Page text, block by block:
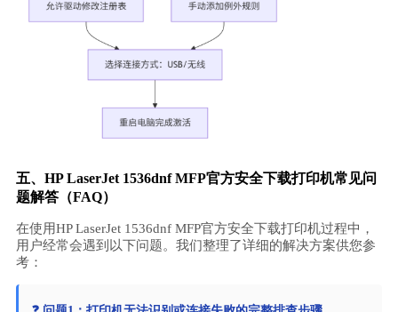
五、HP LaserJet 1536dnf MFP官方安全下载打印机常见问
题解答（FAQ）
在使用HP LaserJet 1536dnf MFP官方安全下载打印机过程中，
用户经常会遇到以下问题。我们整理了详细的解决方案供您参
考：